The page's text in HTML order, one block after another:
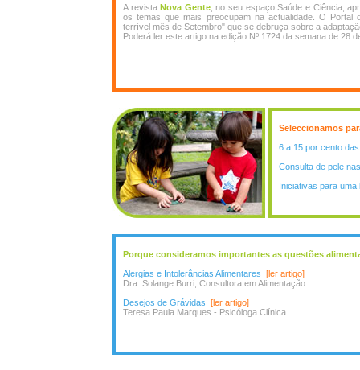
A revistaNova Gente, no seu espaço Saúde e Ciência,
os temas que mais preocupam na actualidade. O Portal
terrível mês de Setembro" que se debruça sobre a
Poderá ler este artigo na edição Nº 1724 da semana de 28
Seleccionamos
6 a 15 por cento
Consulta de pele
Iniciativas para
Porque consideramos importantes as questões
Alergias e Intolerâncias Alimentares [ler artigo]
Dra. Solange Burri, Consultora em Alimentação
Desejos de Grávidas [ler artigo]
Teresa Paula Marques - Psicóloga Clínica